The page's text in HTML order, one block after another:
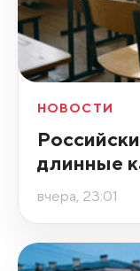
НОВОСТИ
длинные
вчера, 23:01